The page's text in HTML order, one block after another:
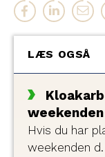
LÆS OGSÅ
Hvis du har
weekenden